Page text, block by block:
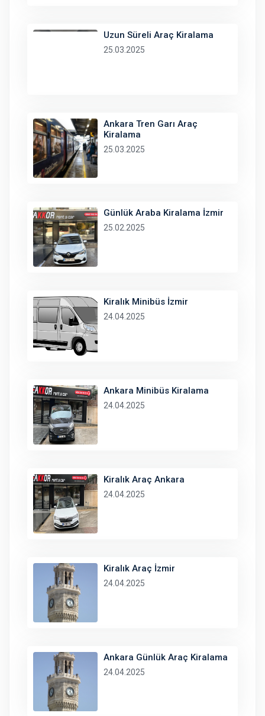
Uzun Süreli Araç Kiralama
25.03.2025
Ankara Tren Garı Araç
Kiralama
25.03.2025
Günlük Araba Kiralama İzmir
25.02.2025
Kiralık Minibüs İzmir
24.04.2025
Ankara Minibüs Kiralama
24.04.2025
Kiralık Araç Ankara
24.04.2025
Kiralık Araç İzmir
24.04.2025
Ankara Günlük Araç Kiralama
24.04.2025